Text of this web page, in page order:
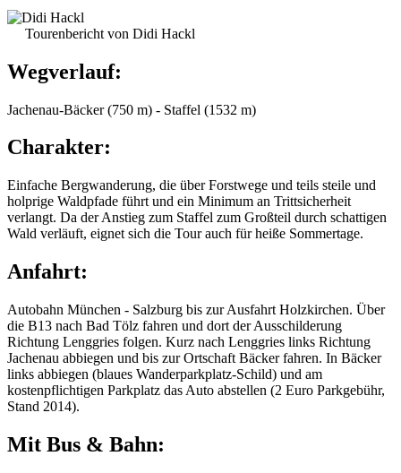
Tourenbericht von Didi Hackl
Wegverlauf:
Jachenau-Bäcker (750 m) - Staffel (1532 m)
Charakter:
Einfache Bergwanderung, die über Forstwege und teils steile und
holprige Waldpfade führt und ein Minimum an Trittsicherheit
verlangt. Da der Anstieg zum Staffel zum Großteil durch schattigen
Wald verläuft, eignet sich die Tour auch für heiße Sommertage.
Anfahrt:
Autobahn München - Salzburg bis zur Ausfahrt Holzkirchen. Über
die B13 nach Bad Tölz fahren und dort der Ausschilderung
Richtung Lenggries folgen. Kurz nach Lenggries links Richtung
Jachenau abbiegen und bis zur Ortschaft Bäcker fahren. In Bäcker
links abbiegen (blaues Wanderparkplatz-Schild) und am
kostenpflichtigen Parkplatz das Auto abstellen (2 Euro Parkgebühr,
Stand 2014).
Mit Bus & Bahn: